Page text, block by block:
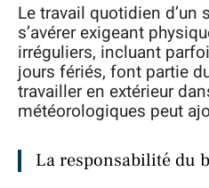
Le travail quotidien
s’avérer exigeant
irréguliers, incluant
jours fériés, font partie
travailler en extérieur
météorologiques peut
La responsabilité du